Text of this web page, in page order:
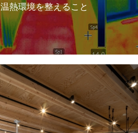
温熱環境を整えること